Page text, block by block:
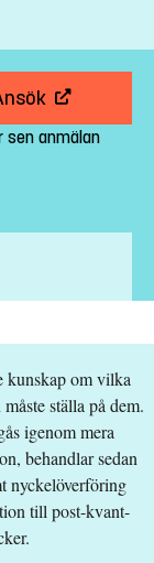
sen anmälan
kunskap om vilka
ställa på dem.
igenom mera
behandlar sedan
nyckelöverföring
till post-kvant-